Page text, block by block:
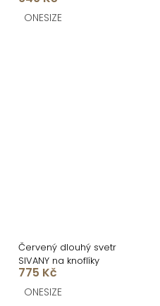
ONESIZE
Červený dlouhý svetr
SIVANY na knoflíky
775 Kč
ONESIZE